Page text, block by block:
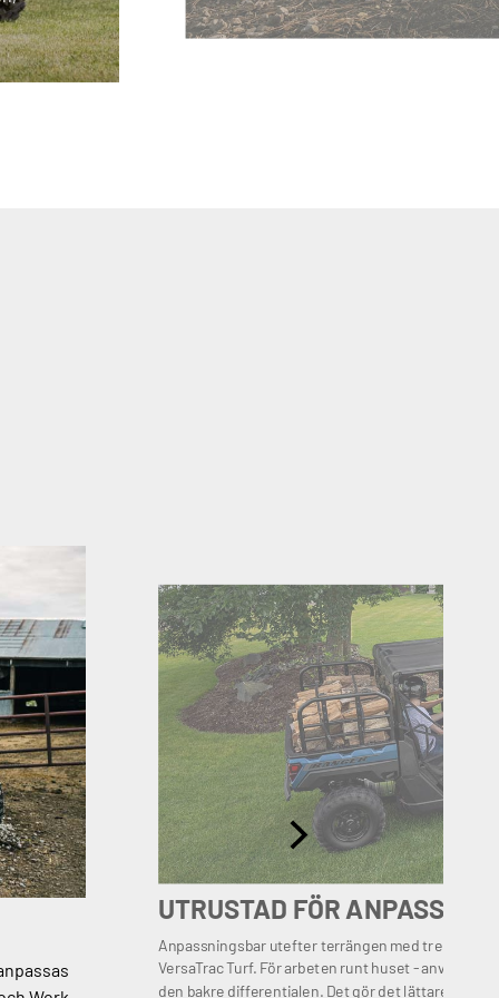
UTRUSTAD FÖR
Anpassningsbar utefter terrängen med tre olika
VersaTrac Turf. För arbeten runt huset - använd
den bakre differentialen. Det gör det lättare att